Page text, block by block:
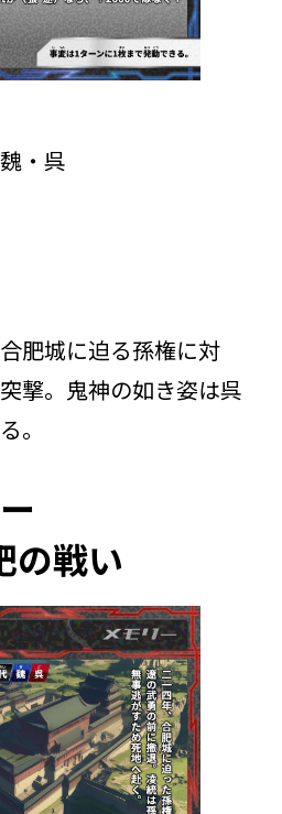
・呉
肥城に迫る孫権に対
撃。鬼神の如き姿は呉
。
ー
の戦い